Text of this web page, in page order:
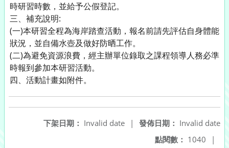
時研習時數，並給予公假登記。
三、補充說明:
(一)本研習全程為海岸踏查活動，報名前請先評估自身體能
狀況，並自備水壺及做好防晒工作。
(二)為避免資源浪費，經主辦單位錄取之課程領導人務必準
時報到參加本研習活動。
四、活動計畫如附件。
發佈日期： Invalid date
下架日期： Invalid date
|
點閱數： 1040 |